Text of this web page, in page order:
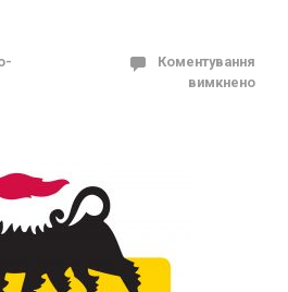
Коментування
вимкнено